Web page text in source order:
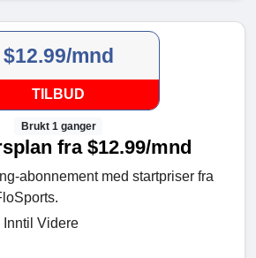
$12.99/mnd
TILBUD
Brukt 1 ganger
fra $12.99/mnd
abonnement med startpriser fra
Videre